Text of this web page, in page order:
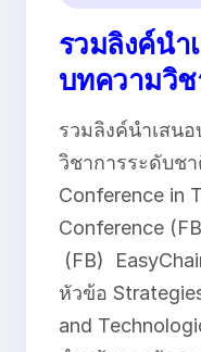
รวมลิงค์นำ
บทความวิช
นานาชาติ
รวมลิงค์นำเสน
วิชาการระดับช
Conference in
Conference
(FB)
หัวข้อ
and